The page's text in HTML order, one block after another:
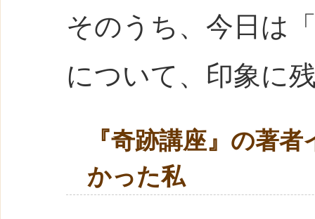
そのうち、今日は
について、印象に
『奇跡講座』の著
かった私